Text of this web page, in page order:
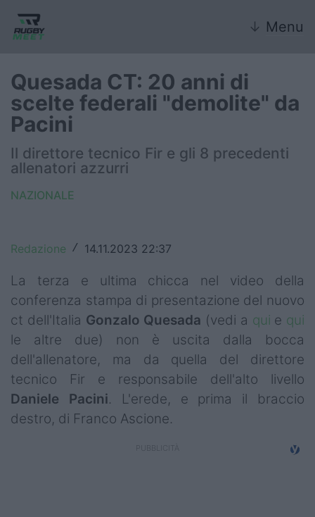
↓ Menu
Nazionale
Nazionali giovanili
Internazionale
6 Nazioni
United Rugby Championship
Top14
Premiership
Champions Cup
Challenge Cup
Quesada CT: 20 anni di
scelte federali "demolite" da
Pacini
Il direttore tecnico Fir e gli 8 precedenti
allenatori azzurri
NAZIONALE
Redazione / 14.11.2023 22:37
La terza e ultima chicca nel video della
conferenza stampa di presentazione del nuovo
ct dell'Italia Gonzalo Quesada (vedi a qui e qui
le altre due) non è uscita dalla bocca
dell'allenatore, ma da quella del direttore
tecnico Fir e responsabile dell'alto livello
Daniele Pacini. L'erede, e prima il braccio
destro, di Franco Ascione.